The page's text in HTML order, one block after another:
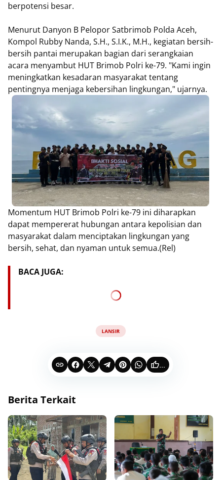
berpotensi besar.
Menurut Danyon B Pelopor Satbrimob Polda Aceh,
Kompol Rubby Nanda, S.H., S.I.K., M.H., kegiatan bersih-
bersih pantai merupakan bagian dari serangkaian
acara menyambut HUT Brimob Polri ke-79. "Kami ingin
meningkatkan kesadaran masyarakat tentang
pentingnya menjaga kebersihan lingkungan," ujarnya.
Momentum HUT Brimob Polri ke-79 ini diharapkan
dapat mempererat hubungan antara kepolisian dan
masyarakat dalam menciptakan lingkungan yang
bersih, sehat, dan nyaman untuk semua.(Rel)
BACA JUGA:
LANSIR
...
Berita Terkait